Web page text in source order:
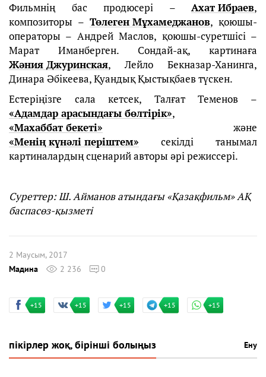
Фильмнің бас продюсері – Ахат Ибраев,
композиторы – Төлеген Мұхамеджанов, қоюшы-
операторы – Андрей Маслов, қоюшы-суретшісі –
Марат Иманберген. Сондай-ақ, картинаға
Жәния Джуринская, Лейло Бекназар-Ханинга,
Динара Әбікеева, Қуандық Қыстықбаев түскен.
Естеріңізге сала кетсек, Талғат Теменов –
«Адамдар арасындағы бөлтірік»,
«Махаббат бекеті» және
«Менің күнәлі періштем» секілді танымал
картиналардың сценарий авторы әрі режиссері.
Суреттер:Ш. Айманов атындағы«Қазақфильм» АҚ
баспасөз-қызметі
2 Маусым, 2017
Мадина
2 236 0
+15 +15 +15 +15 +15
пікірлер жоқ, бірінші болыңыз Ену